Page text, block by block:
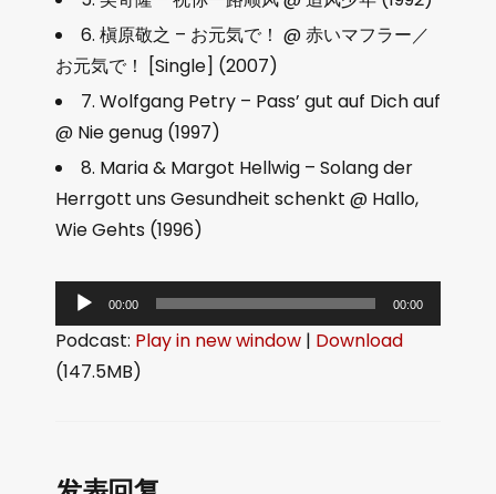
6. 槇原敬之 – お元気で！ @ 赤いマフラー／
お元気で！ [Single] (2007)
7. Wolfgang Petry – Pass’ gut auf Dich auf
@ Nie genug (1997)
8. Maria & Margot Hellwig – Solang der
Herrgott uns Gesundheit schenkt @ Hallo,
Wie Gehts (1996)
频
播
放
00:00 00:00
Podcast: Play in new window | Download
(147.5MB)